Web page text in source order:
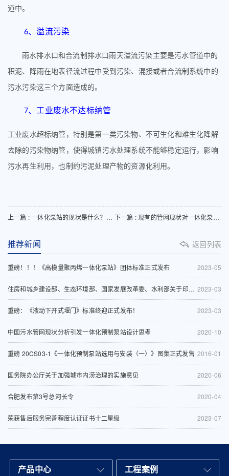
道中。
6、溢流污染
雨水排水口和合流制排水口雨天溢流污染主要是污水管道中的
积泥、降雨在地表径流过程中受到污染、混接或者合流制系统中的
污水污染这三个方面造成的。
7、 工业废水不达标纳管
工业废水超标纳管，特别是第一类污染物、不可生化和难生化降解
去除的污染物纳管，使得城镇污水处理系统不能够稳定运行，影响
污水再生利用，也制约污泥处理产物的资源化利用。
上一篇 : 一体化泵站的现状是什么？存在哪些问题？ 下一篇 : 现有的管网现状对一体化泵站有哪些影响？
返回列表
推荐新闻
2023-05
重磅！！！《高模量聚丙烯一体化泵站》团体标准正式发布
2023-03
住房和城乡建设部、生态环境部、国家发展改革委、水利部关于印发《深入打好城市黑臭水体治理攻坚战实施方案》的通知
2023-03
重磅：《液动下开式堰门》标准终迎正式发布！
2020-10
中国污水管网现状分析引发一体化预制泵站设计思考
2016-01
重磅 20CS03-1《一体化预制泵站选用与安装（一）》图集正式发售
2020-06
国务院办公厅关于加强城市内涝治理的实施意见
2020-04
合肥发布第3号总河长令
2023-07
荣获售后服务完善程度认证证书十二星级
产品中心 工程案例